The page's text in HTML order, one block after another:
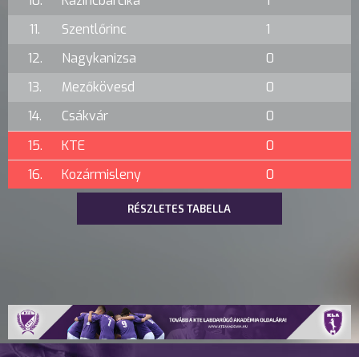
11.
Szentlőrinc
1
12.
Nagykanizsa
0
13.
Mezőkövesd
0
14.
Csákvár
0
15.
KTE
0
16.
Kozármisleny 0
RÉSZLETES TABELLA